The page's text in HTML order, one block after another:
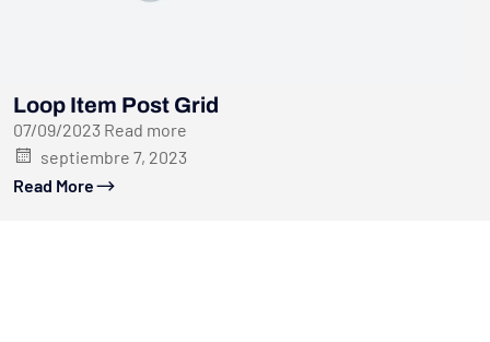
Loop Item Post Grid
07/09/2023 Read more
septiembre 7, 2023
Read More